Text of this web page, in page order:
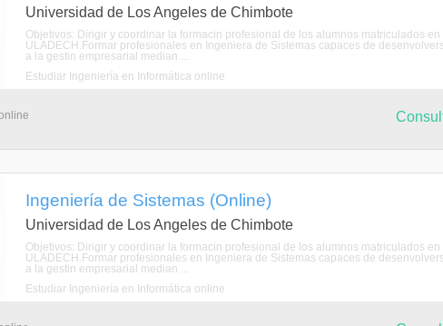
Universidad de Los Angeles de Chimbote
Objetivos: Dirigir y coordinar la formacin profesional de los alumnos matriculados
ULADECH.Formar profesionales en Ingeniera de Sistemas capaces de
a la gestin empresarial median ...
Estudiar Ingeniería en Informática online
Ingeniería de Sistemas (Online)
Universidad de Los Angeles de Chimbote
Objetivos: Dirigir y coordinar la formacin profesional de los alumnos matriculados
ULADECH.Formar profesionales en Ingeniera de Sistemas capaces de
a la gestin empresarial median ...
Estudiar Ingeniería en Informática online